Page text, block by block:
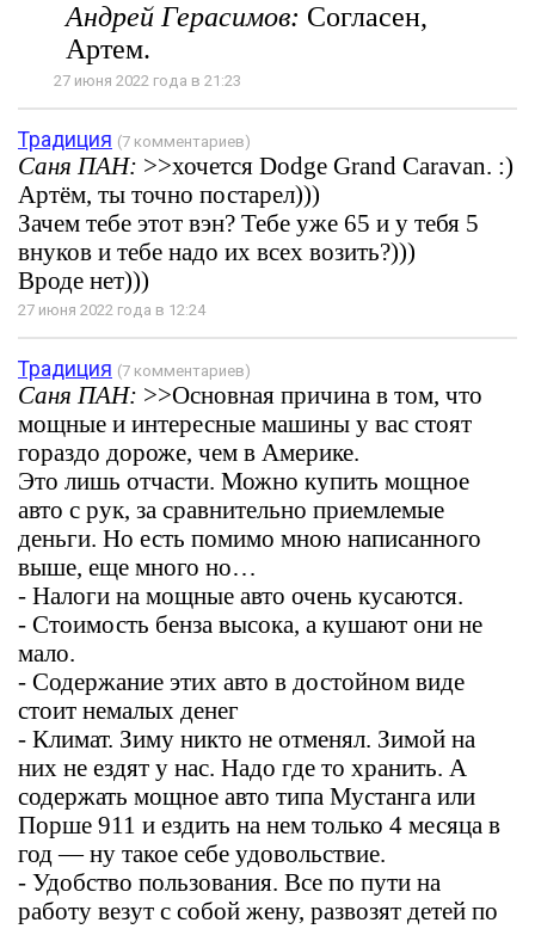
Андрей Герасимов: Согласен,
Артем.
27 июня 2022 года в 21:23
Традиция (7 комментариев)
Саня ПАН: >>хочется Dodge Grand Caravan. :)
Артём, ты точно постарел)))
Зачем тебе этот вэн? Тебе уже 65 и у тебя 5
внуков и тебе надо их всех возить?)))
Вроде нет)))
27 июня 2022 года в 12:24
Традиция (7 комментариев)
Саня ПАН: >>Основная причина в том, что
мощные и интересные машины у вас стоят
гораздо дороже, чем в Америке.
Это лишь отчасти. Можно купить мощное
авто с рук, за сравнительно приемлемые
деньги. Но есть помимо мною написанного
выше, еще много но…
- Налоги на мощные авто очень кусаются.
- Стоимость бенза высока, а кушают они не
мало.
- Содержание этих авто в достойном виде
стоит немалых денег
- Климат. Зиму никто не отменял. Зимой на
них не ездят у нас. Надо где то хранить. А
содержать мощное авто типа Мустанга или
Порше 911 и ездить на нем только 4 месяца в
год — ну такое себе удовольствие.
- Удобство пользования. Все по пути на
работу везут с собой жену, развозят детей по